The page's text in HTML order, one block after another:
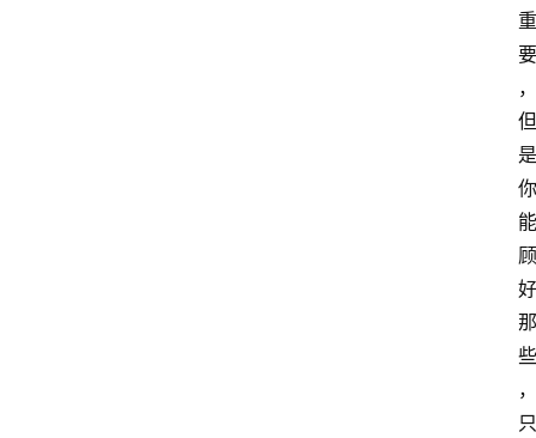
重
要
，
但
是
你
能
顾
好
那
些
，
只